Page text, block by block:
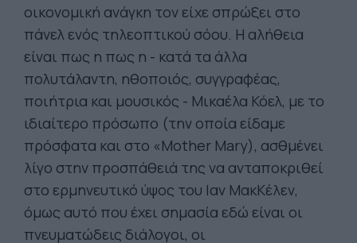
οικονομική ανάγκη τον είχε σπρώξει στο
πάνελ ενός τηλεοπτικού σόου. Η αλήθεια
είναι πως η πως η - κατά τα άλλα
πολυτάλαντη, ηθοποιός, συγγραφέας,
ποιήτρια και μουσικός - Μικαέλα Κόελ, με το
ιδιαίτερο πρόσωπο (την οποία είδαμε
πρόσφατα και στο «Mother Mary), ασθμένει
λίγο στην προσπάθειά της να ανταποκριθεί
στο ερμηνευτικό ύψος του Ιαν ΜακΚέλεν,
όμως αυτό που έχει σημασία εδώ είναι οι
πνευματώδεις διάλογοι, οι